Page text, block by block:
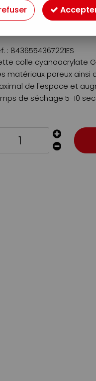
Soyez le premier à
,50 €
: 8436554367221ES
colle cyanoacrylate
matériaux poreux ainsi
de l'espace et
de séchage 5-10